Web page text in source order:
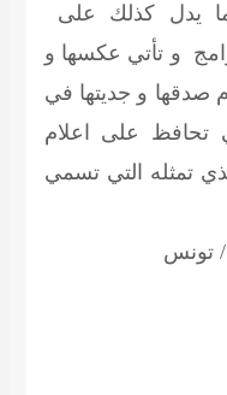
يدل كذلك على
و تأتي عكسها و
صدقها و جديتها في
تحافظ على اعلام
تمثله التي تسمي
تونس